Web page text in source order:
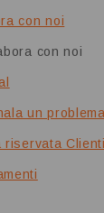
con noi
con noi
un problema
riservata Clienti